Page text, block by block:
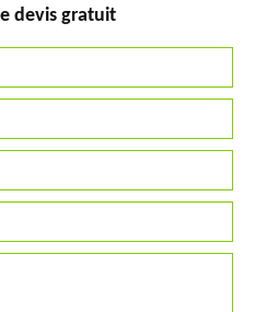
devis gratuit